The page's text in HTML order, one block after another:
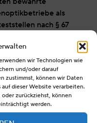
wir Technologien wie
und/oder darauf
zustimmst, können wir Daten
dieser Website verarbeiten.
zurückziehst, können
werden.
als
nach § 67
Rechts
werden.
für die
Augenoptiker als
reglementierten